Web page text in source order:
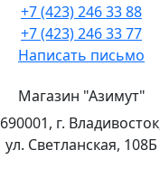
+7 (423) 246 33 88
+7 (423) 246 33 77
Написать письмо
Магазин "Азимут"
690001, г.
ул. Светланская, 108Б